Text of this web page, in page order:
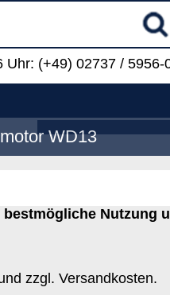
Uhr: (+49) 02737 / 5956-
WD13
Nutzung
zzgl. Versandkosten.